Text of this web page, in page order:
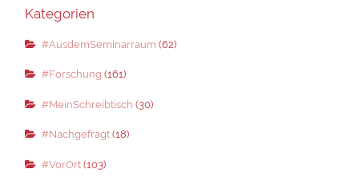
Kategorien
#AusdemSeminarraum (62)
#Forschung (161)
#MeinSchreibtisch (30)
#Nachgefragt(18)
#VorOrt(103)